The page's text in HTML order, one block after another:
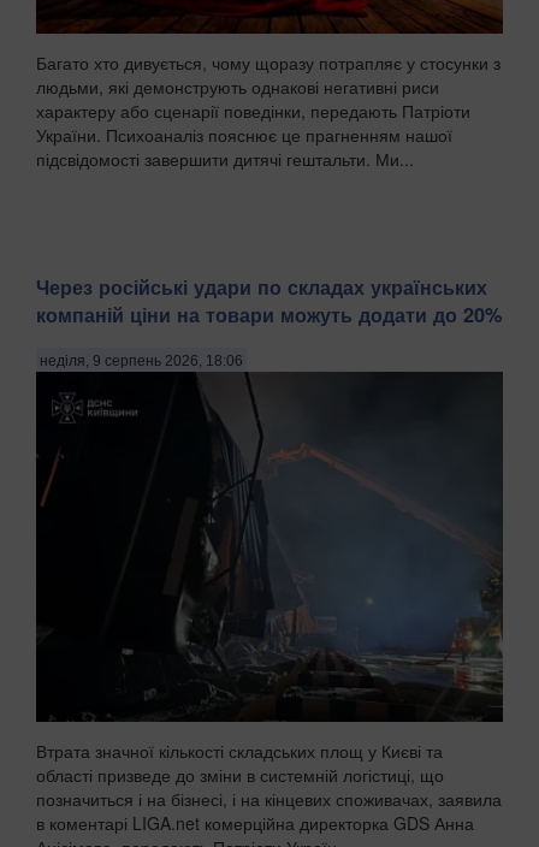
Багато хто дивується, чому щоразу потрапляє у стосунки з
людьми, які демонструють однакові негативні риси
характеру або сценарії поведінки, передають Патріоти
України. Психоаналіз пояснює це прагненням нашої
підсвідомості завершити дитячі гештальти. Ми...
Через російські удари по складах українських
компаній ціни на товари можуть додати до 20%
неділя, 9 серпень 2026, 18:06
Втрата значної кількості складських площ у Києві та
області призведе до зміни в системній логістиці, що
позначиться і на бізнесі, і на кінцевих споживачах, заявила
в коментарі LIGA.net комерційна директорка GDS Анна